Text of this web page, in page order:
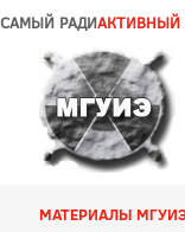
САМЫЙ РАДИАКТИВНЫЙ
МАТЕРИАЛЫ